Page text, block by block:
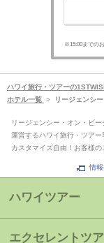
※15:00までの
ハワイ旅行・ツアーの
ホテル一覧 > リージェンシ
リージェンシー・オン・ビ
運営するハワイ旅行・ツア
カスタマイズ自由！お客様
情
ハワイツアー
エクセレントツ